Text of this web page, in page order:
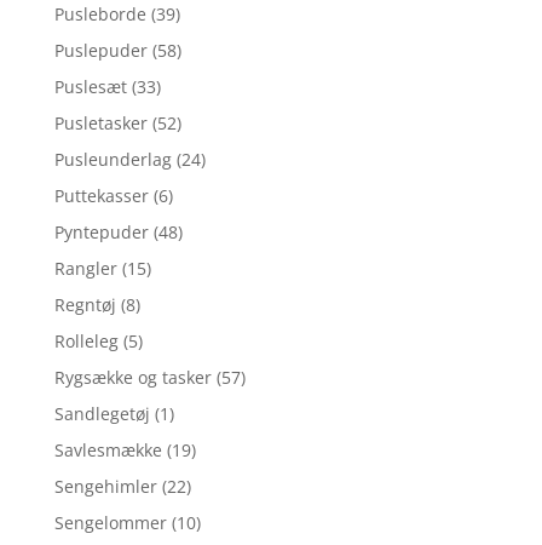
Pusleborde (39)
Puslepuder (58)
Puslesæt (33)
Pusletasker (52)
Pusleunderlag (24)
Puttekasser (6)
Pyntepuder (48)
Rangler (15)
Regntøj (8)
Rolleleg (5)
Rygsække og tasker (57)
Sandlegetøj (1)
Savlesmække (19)
Sengehimler (22)
Sengelommer (10)